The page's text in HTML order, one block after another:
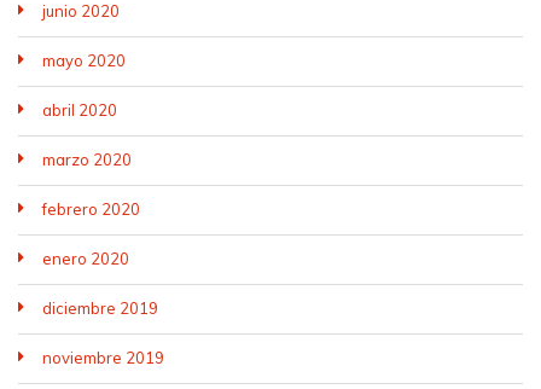
junio 2020
mayo 2020
abril 2020
marzo 2020
febrero 2020
enero 2020
diciembre 2019
noviembre 2019